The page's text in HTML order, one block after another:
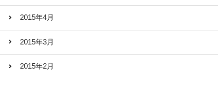
2015年4月
2015年3月
2015年2月